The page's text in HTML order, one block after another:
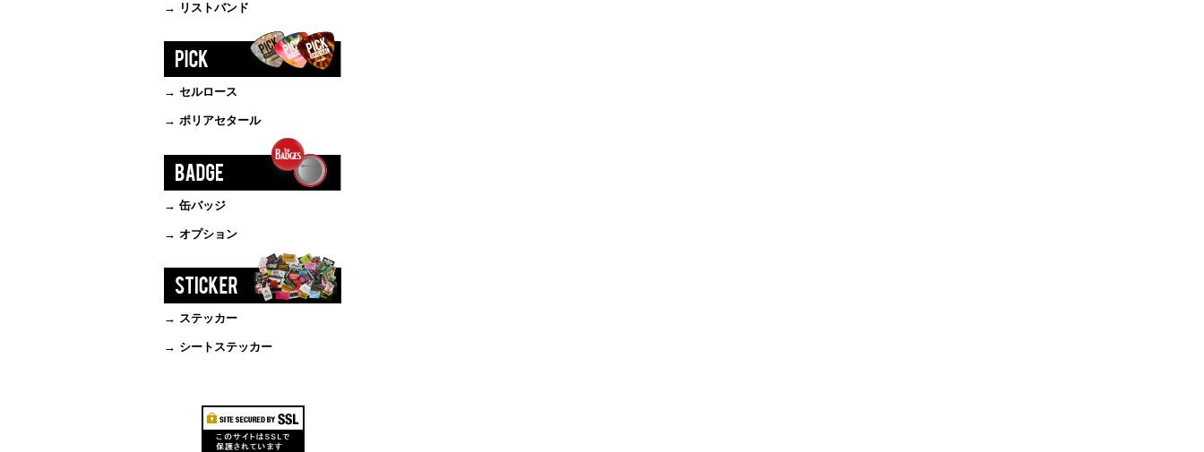
→ リストバンド
→ セルロース
→ ポリアセタール
→ 缶バッジ
→ オプション
→ ステッカー
→ シートステッカー